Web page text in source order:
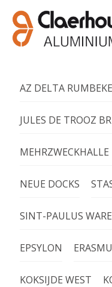
AZ DELTA RUMBEKE
JULES DE TROOZ
MEHRZWECKHALLE
NEUE DOCKS
SINT-PAULUS
EPSYLON
KOKSIJDE WEST